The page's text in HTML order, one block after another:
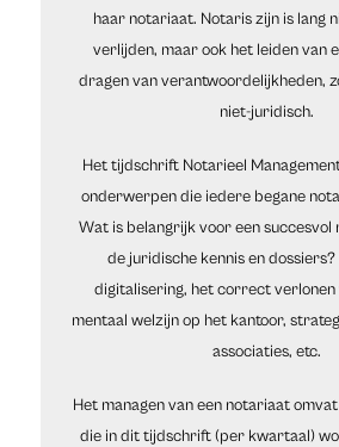
haar notariaat. Notaris zijn is lang
verlijden, maar ook het leiden van
dragen van verantwoordelijkheden,
niet-juridisch.
Het tijdschrift Notarieel
onderwerpen die iedere begane
Wat is belangrijk voor een succesvol
de juridische kennis en
digitalisering, het correct verlonen
mentaal welzijn op het kantoor,
associaties, etc.
Het managen van een notariaat
die in dit tijdschrift (per kwartaal)